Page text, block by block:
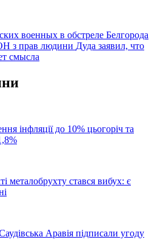
военных в обстреле Белгорода
з прав людини Дуда заявил, что
смысла
інфляції до 10% цьогоріч та
металобрухту стався вибух: є
Аравія підписали угоду